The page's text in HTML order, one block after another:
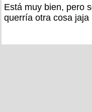
Está muy bien, pero
querría otra cosa jaja